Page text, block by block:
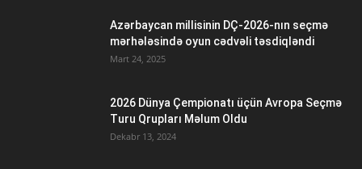
Azərbaycan millisinin DÇ-2026-nın seçmə
mərhələsində oyun cədvəli təsdiqləndi
Mart 24, 2025
2026 Dünya Çempionatı üçün Avropa Seçmə
Turu Qrupları Məlum Oldu
Dekabr 13, 2024